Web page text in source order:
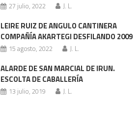
27 julio, 2022 J. L.
LEIRE RUIZ DE ANGULO CANTINERA
COMPAÑÍA AKARTEGI DESFILANDO 2009
15 agosto, 2022 J. L.
ALARDE DE SAN MARCIAL DE IRUN.
ESCOLTA DE CABALLERÍA
13 julio, 2019 J. L.